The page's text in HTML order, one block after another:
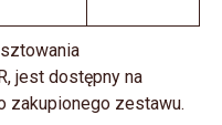
jest dostępny na
zakupionego zestawu.